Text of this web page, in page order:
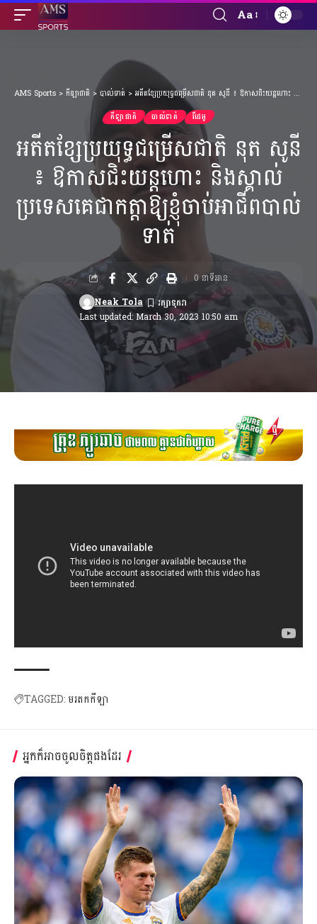
Font
Aa
AMS Sports > កីឡាជាតិ > បាល់ទាត់ > អតីតខ្សែប្រយុទ្ធជម្រើសជាតិ នុត សូនី ៖ ឱកាសជិះយន្ដហោះ និងស្គាល់ប្រទេសគេជាកត្តាឱ្យខ្ញុំចាប់អាជីពបាល់ទាត់
កីឡាជាតិ បាល់ទាត់ វីដេអូ
អតីតខ្សែប្រយុទ្ធជម្រើសជាតិ នុត សូនី
៖ ឱកាសជិះយន្ដហោះ និងស្គាល់
ប្រទេសគេជាកត្តាឱ្យខ្ញុំចាប់អាជីពបាល់
ទាត់
Last updated: March 30, 2023 10:50 am
Neak Tola
0 នាទីអាន
TAGGED:មរតកកីឡា
អ្នកក៏អាចចូលចិត្តផងដែរ